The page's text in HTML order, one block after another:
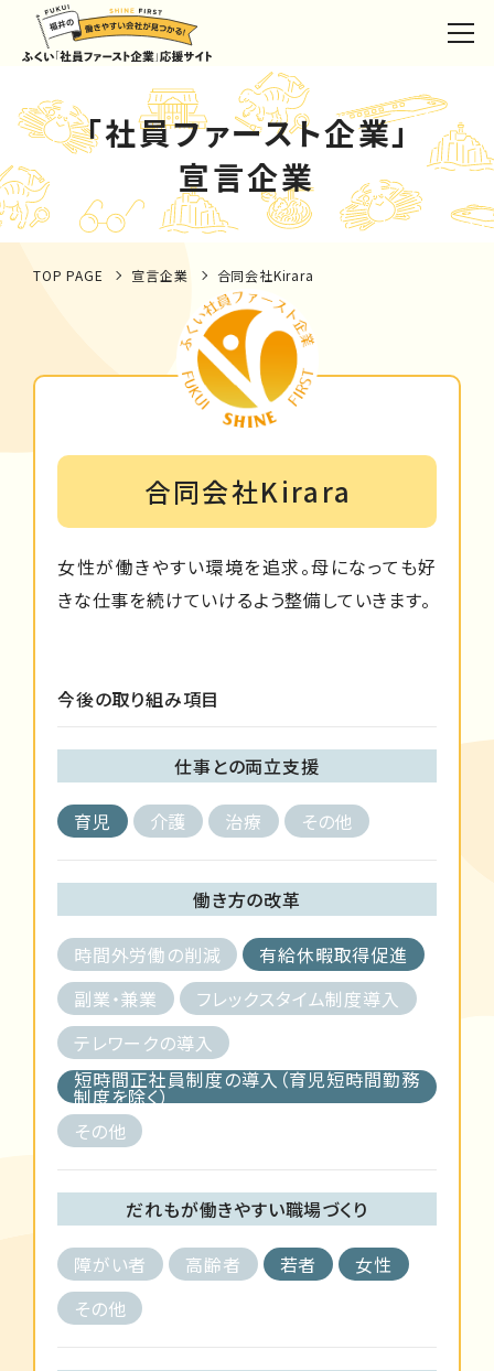
「社員ファースト企業」
宣言企業
TOP PAGE 宣言企業 合同会社Kirara
合同会社Kirara
女性が働きやすい環境を追求。母になっても好
きな仕事を続けていけるよう整備していきます。
今後の取り組み項目
仕事との両立支援
育児 介護 治療 その他
働き方の改革
時間外労働の削減
有給休暇取得促進
副業・兼業
フレックスタイム制度導入
テレワークの導入
短時間正社員制度の導入（育児短時間勤務
制度を除く）
その他
だれもが働きやすい職場づくり
障がい者 高齢者 若者
女性
その他